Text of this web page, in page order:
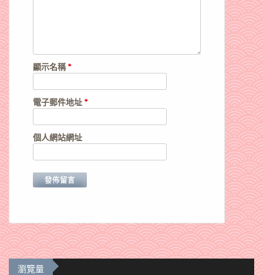
顯示名稱*
電子郵件地址 *
個人網站網址
瀏覽量